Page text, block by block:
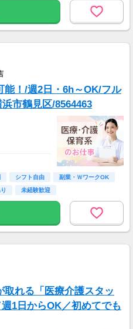
能！/週2日・6h～OK/フル
市鶴見区/8564463
）
格の種類に
料GET♪
ります）
シフト自由
副業・ＷワークOK
未経験歓迎
取れる「医療介護スタッ
1日からOK／初めてでも